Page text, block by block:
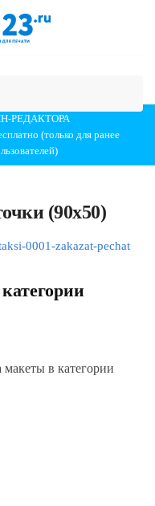
РЕДАКТОРА
(только для ранее
(90х50)
в категории